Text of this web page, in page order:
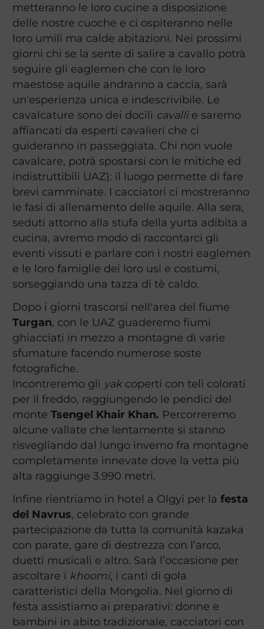
metteranno le loro cucine a disposizione
delle nostre cuoche e ci ospiteranno nelle
loro umili ma calde abitazioni. Nei prossimi
giorni chi se la sente di salire a cavallo potrà
seguire gli eaglemen che con le loro
maestose aquile andranno a caccia, sarà
un'esperienza unica e indescrivibile. Le
cavalcature sono dei docili cavallie saremo
affiancati da esperti cavalieri che ci
guideranno in passeggiata. Chi non vuole
cavalcare, potrà spostarsi con le mitiche ed
indistruttibili UAZ): il luogo permette di fare
brevi camminate. I cacciatori ci mostreranno
le fasi di allenamento delle aquile. Alla sera,
seduti attorno alla stufa della yurta adibita a
cucina, avremo modo di raccontarci gli
eventi vissuti e parlare con i nostri eaglemen
e le loro famiglie dei loro usi e costumi,
sorseggiando una tazza di tè caldo.
Dopo i giorni trascorsi nell'area del fiume
Turgan, con le UAZ guaderemo fiumi
ghiacciati in mezzo a montagne di varie
sfumature facendo numerose soste
fotografiche.
Incontreremo gli yakcoperti con teli colorati
per il freddo, raggiungendo le pendici del
monte Tsengel Khair Khan. Percorreremo
alcune vallate che lentamente si stanno
risvegliando dal lungo inverno fra montagne
completamente innevate dove la vetta più
alta raggiunge 3.990 metri.
Infine rientriamo in hotel a Olgyi per la festa
del Navrus, celebrato con grande
partecipazione da tutta la comunità kazaka
con parate, gare di destrezza con l’arco,
duetti musicali e altro. Sarà l’occasione per
ascoltare i khoomi, i canti di gola
caratteristici della Mongolia. Nel giorno di
festa assistiamo ai preparativi: donne e
bambini in abito tradizionale, cacciatori con